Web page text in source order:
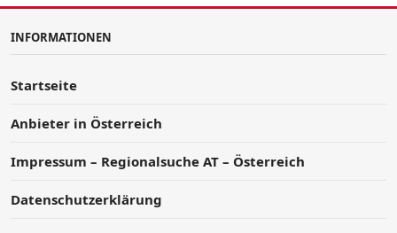
INFORMATIONEN
Startseite
Anbieter in Österreich
Impressum – Regionalsuche AT – Österreich
Datenschutzerklärung